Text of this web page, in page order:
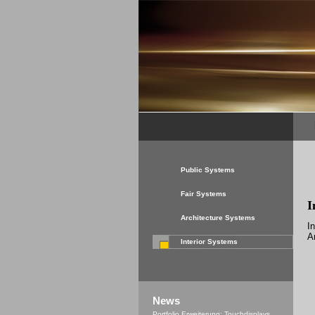
Public Systems
Fair Systems
Architecture Systems
Interior Systems
News